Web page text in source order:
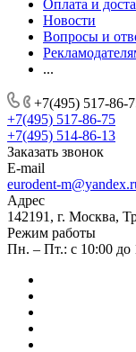
Оплата и
Новости
Вопросы и
...
+7(495) 517-86-
+7(495) 517-86-75
+7(495) 514-86-13
Заказать звонок
E-mail
eurodent-
Адрес
142191, г. Москва,
Режим работы
Пн. – Пт.: с 10:00 до